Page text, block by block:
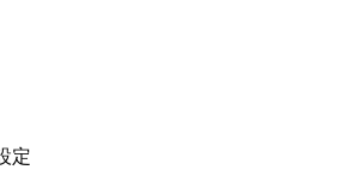
定